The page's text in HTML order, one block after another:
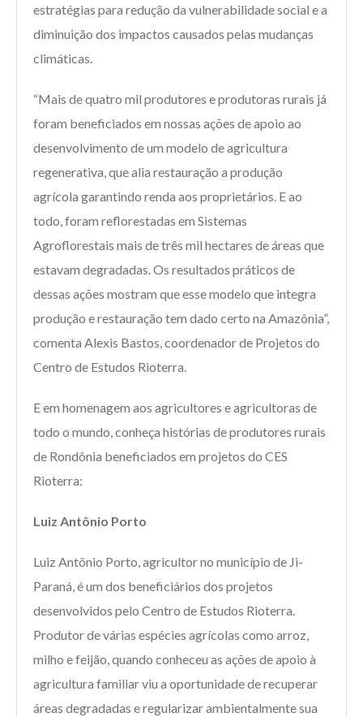
estratégias para redução da vulnerabilidade social e a
diminuição dos impactos causados pelas mudanças
climáticas.
“Mais de quatro mil produtores e produtoras rurais já
foram beneficiados em nossas ações de apoio ao
desenvolvimento de um modelo de agricultura
regenerativa, que alia restauração a produção
agrícola garantindo renda aos proprietários. E ao
todo, foram reflorestadas em Sistemas
Agroflorestais mais de três mil hectares de áreas que
estavam degradadas. Os resultados práticos de
dessas ações mostram que esse modelo que integra
produção e restauração tem dado certo na Amazônia”,
comenta Alexis Bastos, coordenador de Projetos do
Centro de Estudos Rioterra.
E em homenagem aos agricultores e agricultoras de
todo o mundo, conheça histórias de produtores rurais
de Rondônia beneficiados em projetos do CES
Rioterra:
Luiz Antônio Porto
Luiz Antônio Porto, agricultor no município de Ji-
Paraná, é um dos beneficiários dos projetos
desenvolvidos pelo Centro de Estudos Rioterra.
Produtor de várias espécies agrícolas como arroz,
milho e feijão, quando conheceu as ações de apoio à
agricultura familiar viu a oportunidade de recuperar
áreas degradadas e regularizar ambientalmente sua